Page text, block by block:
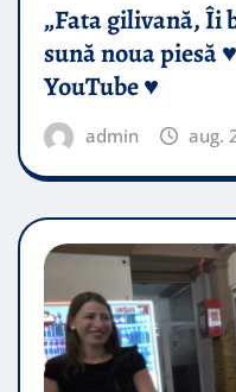
„Fata gilivană, Îi
sună noua piesă
YouTube ♥️
admin aug.